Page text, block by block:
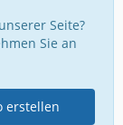
Seite?
Sie an
erstellen